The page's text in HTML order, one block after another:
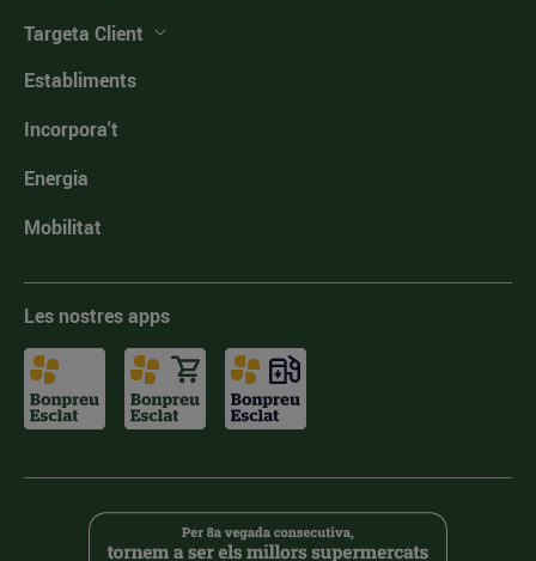
Targeta Client
Establiments
Incorpora't
Energia
Mobilitat
Les nostres apps